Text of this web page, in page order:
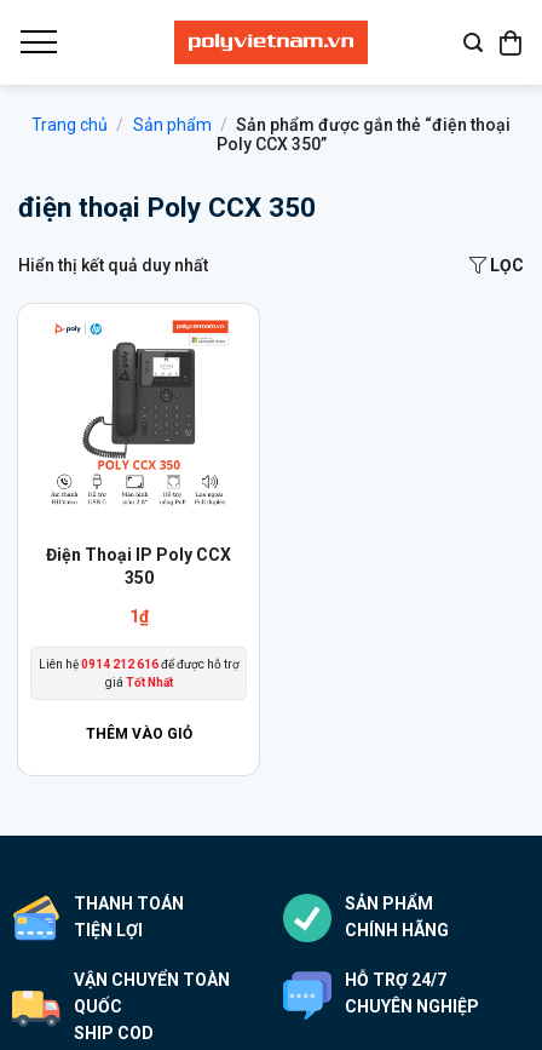
qua
Trang chủ / Sản phẩm / Sản phẩm được gắn thẻ “điện thoại
Poly CCX 350”
điện thoại Poly CCX 350
Hiển thị kết quả duy nhất LỌC
Điện Thoại IP Poly CCX
350
1₫
Liên hệ0914 212 616để được hỗ trợ
giá Tốt Nhất
THÊM VÀO GIỎ
THANH TOÁN
TIỆN LỢI
SẢN PHẨM
CHÍNH HÃNG
VẬN CHUYỂN TOÀN
QUỐC
SHIP COD
HỖ TRỢ 24/7
CHUYÊN NGHIỆP